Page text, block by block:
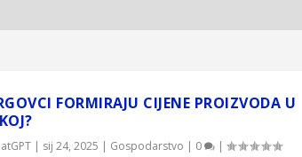
FORMIRAJU CIJENE PROIZVODA U
| sij 24, 2025 | Gospodarstvo | 0 |